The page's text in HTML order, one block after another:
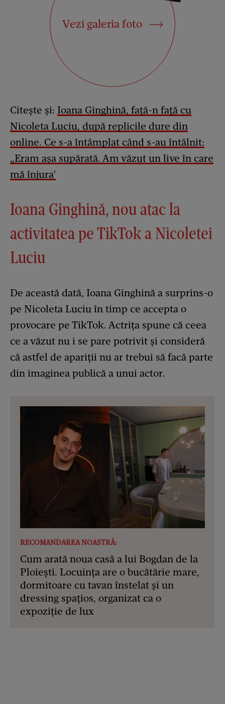
Vezi galeria foto
Citește și: Ioana Ginghină, față-n față cu
Nicoleta Luciu, după replicile dure din
online. Ce s-a întâmplat când s-au întâlnit:
„Eram așa supărată. Am văzut un live în care
mă înjura'
Ioana Ginghină, nou atac la
activitatea pe TikTok a Nicoletei
Luciu
De această dată, Ioana Ginghină a surprins-o
pe Nicoleta Luciu în timp ce accepta o
provocare pe TikTok. Actrița spune că ceea
ce a văzut nu i se pare potrivit și consideră
că astfel de apariții nu ar trebui să facă parte
din imaginea publică a unui actor.
RECOMANDAREA NOASTRĂ:
Cum arată noua casă a lui Bogdan de la
Ploiești. Locuința are o bucătărie mare,
dormitoare cu tavan înstelat și un
dressing spațios, organizat ca o
expoziție de lux